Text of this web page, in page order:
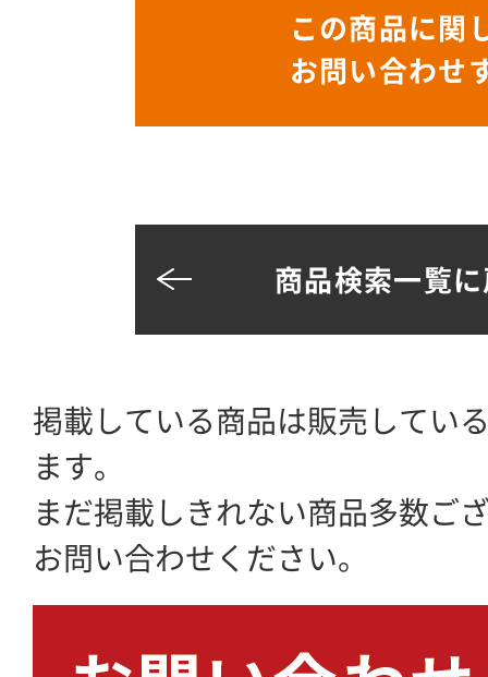
この商品に関
お問い合わせ
商品検索一覧
掲載している商品は販売してい
ます。
まだ掲載しきれない商品多数ご
お問い合わせください。